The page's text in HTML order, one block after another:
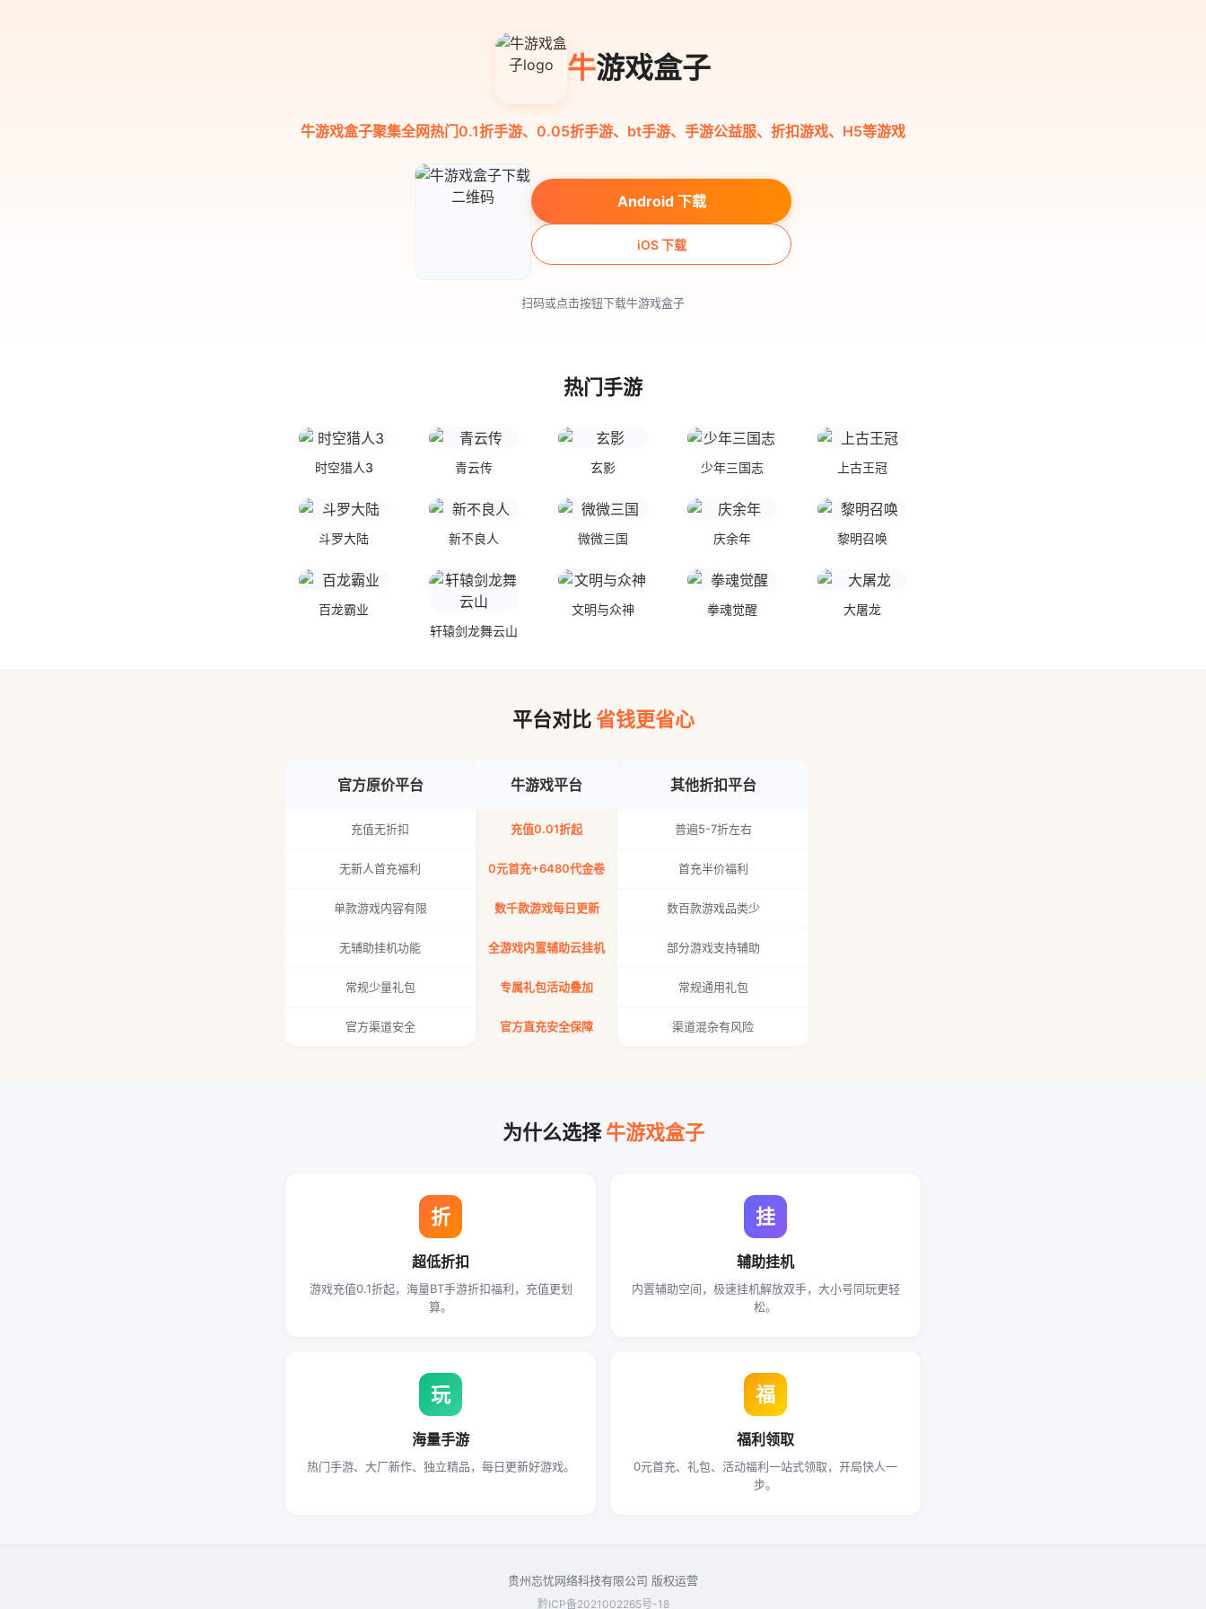
牛游戏盒子
牛游戏盒子聚集全网热门0.1折手游、0.05折手游、bt手游、手游公益服、折扣游戏、H5等游戏
Android 下载
iOS 下载
扫码或点击按钮下载牛游戏盒子
热门手游
时空猎人3 青云传 玄影 少年三国志 上古王冠
斗罗大陆 新不良人 微微三国 庆余年 黎明召唤
百龙霸业
轩辕剑龙舞云山
文明与众神 拳魂觉醒 大屠龙
平台对比省钱更省心
官方原价平台
充值无折扣
无新人首充福利
单款游戏内容有限
无辅助挂机功能
常规少量礼包
官方渠道安全
牛游戏平台
充值0.01折起
0元首充+6480代金卷
数千款游戏每日更新
全游戏内置辅助云挂机
专属礼包活动叠加
官方直充安全保障
其他折扣平台
普遍5-7折左右
首充半价福利
数百款游戏品类少
部分游戏支持辅助
常规通用礼包
渠道混杂有风险
为什么选择牛游戏盒子
折
超低折扣
游戏充值0.1折起，海量BT手游折扣福利，充值更划
算。
挂
辅助挂机
内置辅助空间，极速挂机解放双手，大小号同玩更轻
松。
玩
海量手游
热门手游、大厂新作、独立精品，每日更新好游戏。
福
福利领取
0元首充、礼包、活动福利一站式领取，开局快人一
步。
贵州忘忧网络科技有限公司 版权运营
黔ICP备2021002265号-18